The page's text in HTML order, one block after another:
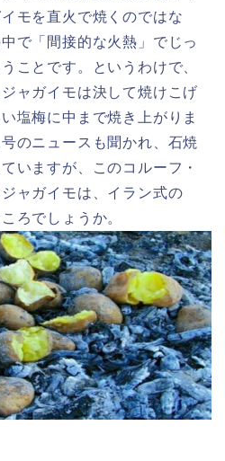
モを直火で焼くのではな
で「間接的な火熱」でじっ
ことです。というわけで、
ャガイモは決して焼けこげ
塩梅に中まで焼き上がりま
のニュースも聞かれ、石焼
いますが、このコルーフ・
ャガイモは、イラン式の
ろでしょうか。